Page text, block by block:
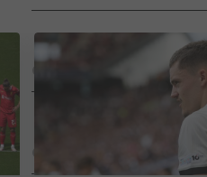
FC Blau-Weiß Linz - FC
Innsbruck
Fußball - ADMIRAL 2. Liga
Highlights: Blau-Weiß schenkt